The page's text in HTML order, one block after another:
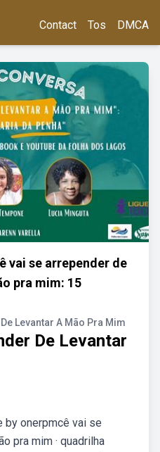
Contact Tos DMCA
vai se arrepender de
pra mim: 15
Levantar A Mão Pra Mim
De Levantar
by onerpmcê vai se
pra mim · quadrilha